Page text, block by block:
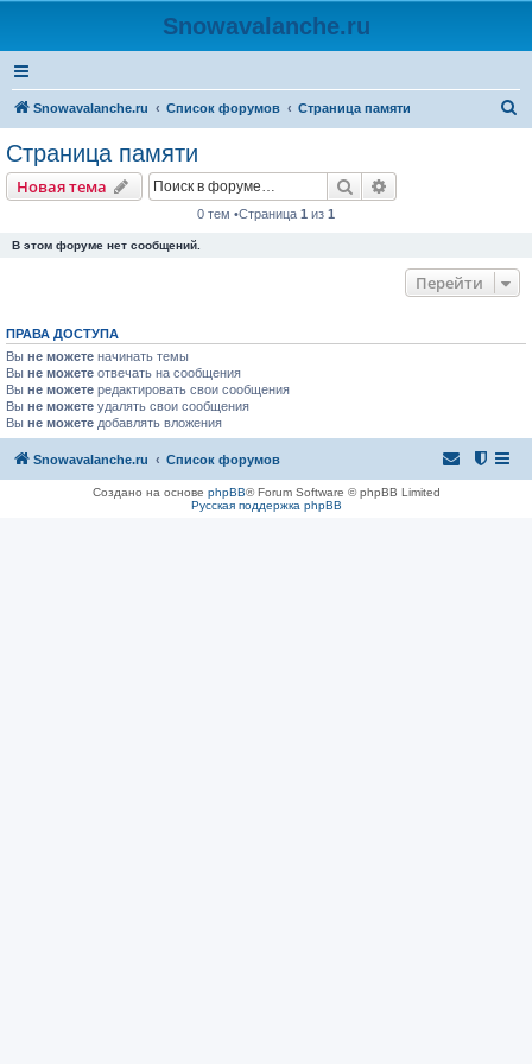
Snowavalanche.ru
Snowavalanche.ru Список форумов Страница памяти
Страница памяти
Новая тема Поиск
0 тем •Страница 1 из 1
В этом форуме нет сообщений.
Перейти
ПРАВА ДОСТУПА
Вы не можете начинать темы
Вы не можете отвечать на сообщения
Вы не можете редактировать свои сообщения
Вы не можете удалять свои сообщения
Вы не можете добавлять вложения
Snowavalanche.ru Список форумов
Создано на основе phpBB® Forum Software © phpBB Limited
Русская поддержка phpBB